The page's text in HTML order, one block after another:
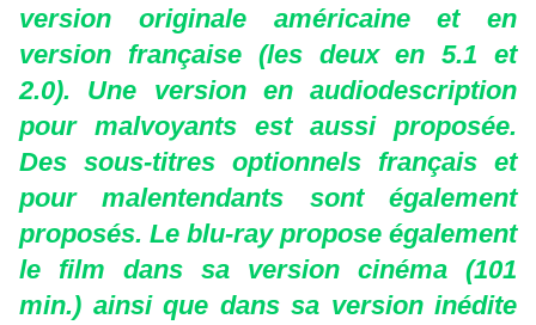
version originale américaine et en
version française (les deux en 5.1 et
2.0). Une version en audiodescription
pour malvoyants est aussi proposée.
Des sous-titres optionnels français et
pour malentendants sont également
proposés. Le blu-ray propose également
le film dans sa version cinéma (101
min.) ainsi que dans sa version inédite